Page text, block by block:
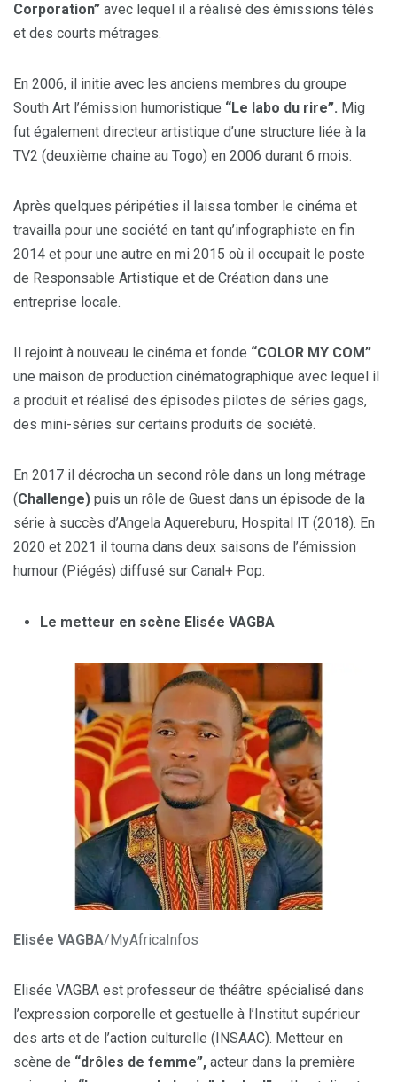
Corporation” avec lequel il a réalisé des émissions télés
et des courts métrages.
En 2006, il initie avec les anciens membres du groupe
South Art l’émission humoristique “Le labo du rire”. Mig
fut également directeur artistique d’une structure liée à la
TV2 (deuxième chaine au Togo) en 2006 durant 6 mois.
Après quelques péripéties il laissa tomber le cinéma et
travailla pour une société en tant qu’infographiste en fin
2014 et pour une autre en mi 2015 où il occupait le poste
de Responsable Artistique et de Création dans une
entreprise locale.
Il rejoint à nouveau le cinéma et fonde “COLOR MY COM”
une maison de production cinématographique avec lequel il
a produit et réalisé des épisodes pilotes de séries gags,
des mini-séries sur certains produits de société.
En 2017 il décrocha un second rôle dans un long métrage
(Challenge) puis un rôle de Guest dans un épisode de la
série à succès d’Angela Aquereburu, Hospital IT (2018). En
2020 et 2021 il tourna dans deux saisons de l’émission
humour (Piégés) diffusé sur Canal+ Pop.
Le metteur en scène Elisée VAGBA
Elisée VAGBA/MyAfricaInfos
Elisée VAGBA est professeur de théâtre spécialisé dans
l’expression corporelle et gestuelle à l’Institut supérieur
des arts et de l’action culturelle (INSAAC). Metteur en
scène de “drôles de femme”, acteur dans la première